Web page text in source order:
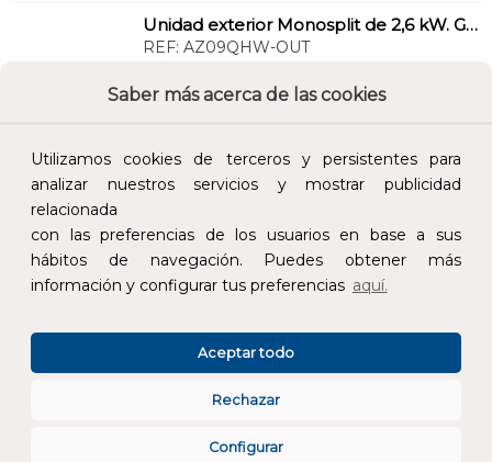
Saber más acerca de las cookies
Utilizamos cookies de terceros y persistentes para
analizar nuestros servicios y mostrar publicidad
relacionada
con las preferencias de los usuarios en base a sus
hábitos de navegación. Puedes obtener más
información y configurar tus preferencias aquí.
Configurar
Rechazar
Aceptar todo
Unidad exterior Monosplit de 2,6 kW. Gas R32 y alta eficiencia.
REF: AZ09QHW-OUT
precios para profesionales.
AÑADIR AL CARRITO
Añade al carrito y sigue el proceso de